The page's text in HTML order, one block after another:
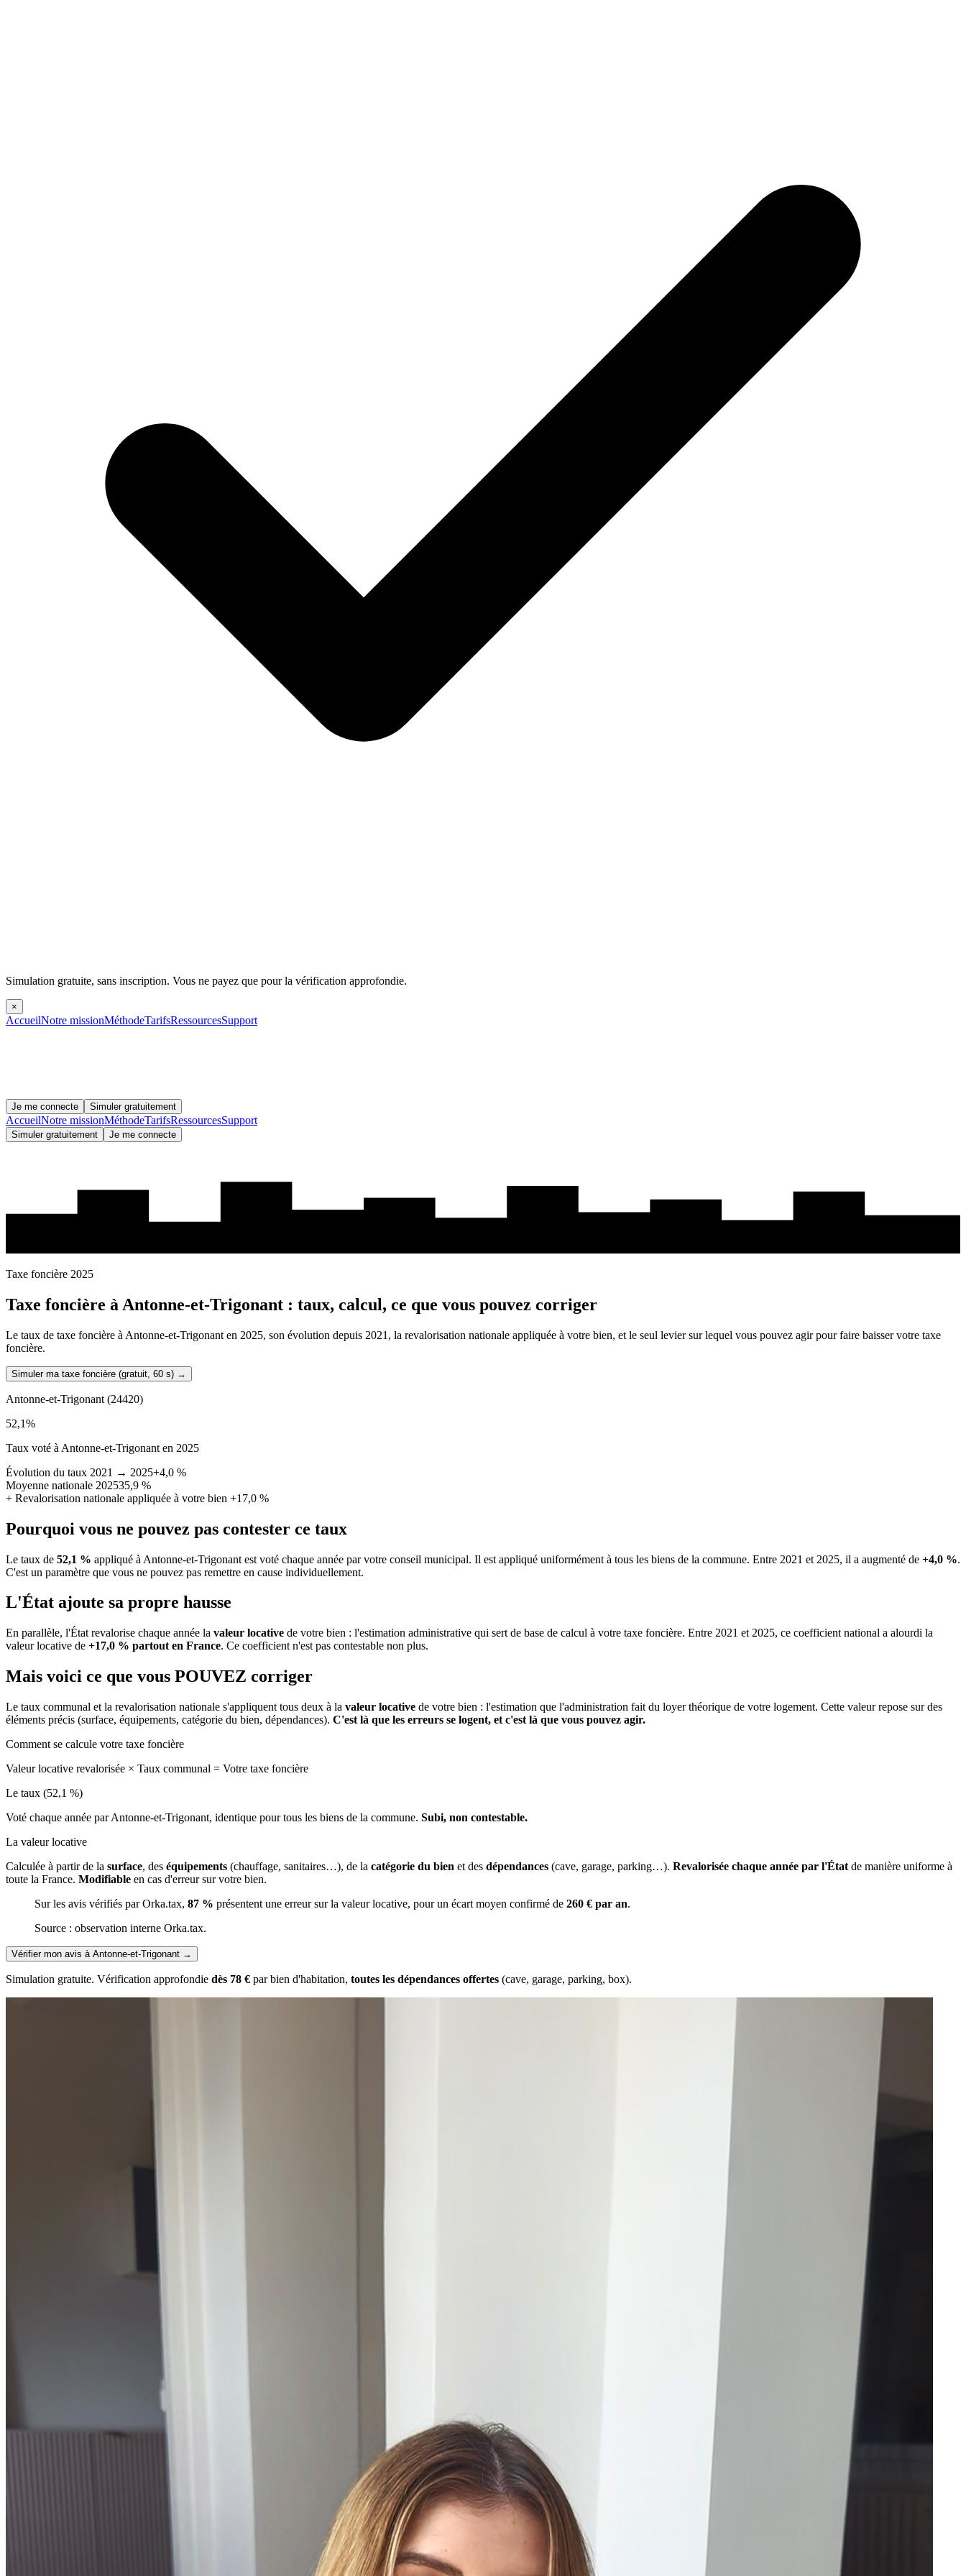
Simulation gratuite, sans inscription. Vous ne payez que pour la vérification approfondie.
×
AccueilNotre missionMéthodeTarifsRessourcesSupport
Je me connecte Simuler gratuitement
AccueilNotre missionMéthodeTarifsRessourcesSupport
Simuler gratuitement Je me connecte
Taxe foncière 2025
Taxe foncière à Antonne-et-Trigonant : taux, calcul, ce que vous pouvez corriger
Le taux de taxe foncière à Antonne-et-Trigonant en 2025, son évolution depuis 2021, la revalorisation nationale appliquée à votre bien, et le seul levier sur lequel vous pouvez agir pour faire baisser votre taxe
foncière.
Simuler ma taxe foncière (gratuit, 60 s) →
Antonne-et-Trigonant (24420)
52,1%
Taux voté à Antonne-et-Trigonant en 2025
Évolution du taux 2021 → 2025+4,0 %
Moyenne nationale 202535,9 %
+ Revalorisation nationale appliquée à votre bien +17,0 %
Pourquoi vous ne pouvez pas contester ce taux
Le taux de 52,1 % appliqué à Antonne-et-Trigonant est voté chaque année par votre conseil municipal. Il est appliqué uniformément à tous les biens de la commune. Entre 2021 et 2025, il a augmenté de +4,0 %.
C'est un paramètre que vous ne pouvez pas remettre en cause individuellement.
L'État ajoute sa propre hausse
En parallèle, l'État revalorise chaque année la valeur locative de votre bien : l'estimation administrative qui sert de base de calcul à votre taxe foncière. Entre 2021 et 2025, ce coefficient national a alourdi la
valeur locative de +17,0 % partout en France. Ce coefficient n'est pas contestable non plus.
Mais voici ce que vous POUVEZ corriger
Le taux communal et la revalorisation nationale s'appliquent tous deux à la valeur locative de votre bien : l'estimation que l'administration fait du loyer théorique de votre logement. Cette valeur repose sur des
éléments précis (surface, équipements, catégorie du bien, dépendances). C'est là que les erreurs se logent, et c'est là que vous pouvez agir.
Comment se calcule votre taxe foncière
Valeur locative revalorisée × Taux communal = Votre taxe foncière
Le taux (52,1 %)
Voté chaque année par Antonne-et-Trigonant, identique pour tous les biens de la commune. Subi, non contestable.
La valeur locative
Calculée à partir de la surface, des équipements (chauffage, sanitaires…), de la catégorie du bien et des dépendances (cave, garage, parking…). Revalorisée chaque année par l'État de manière uniforme à
toute la France. Modifiable en cas d'erreur sur votre bien.
Sur les avis vérifiés par Orka.tax, 87 % présentent une erreur sur la valeur locative, pour un écart moyen confirmé de 260 € par an.
Source : observation interne Orka.tax.
Vérifier mon avis à Antonne-et-Trigonant →
Simulation gratuite. Vérification approfondie dès 78 € par bien d'habitation, toutes les dépendances offertes (cave, garage, parking, box).